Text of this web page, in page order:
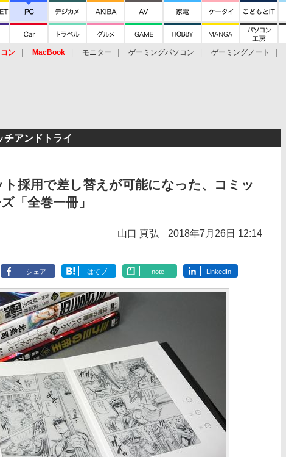
ン MacBook モニター ゲーミングパソコン ゲーミングノート
チアンドトライ
採用で差し替えが可能になった、コミッ
「全巻一冊」
山口 真弘 2018年7月26日 12:14
シェア はてブ note LinkedIn